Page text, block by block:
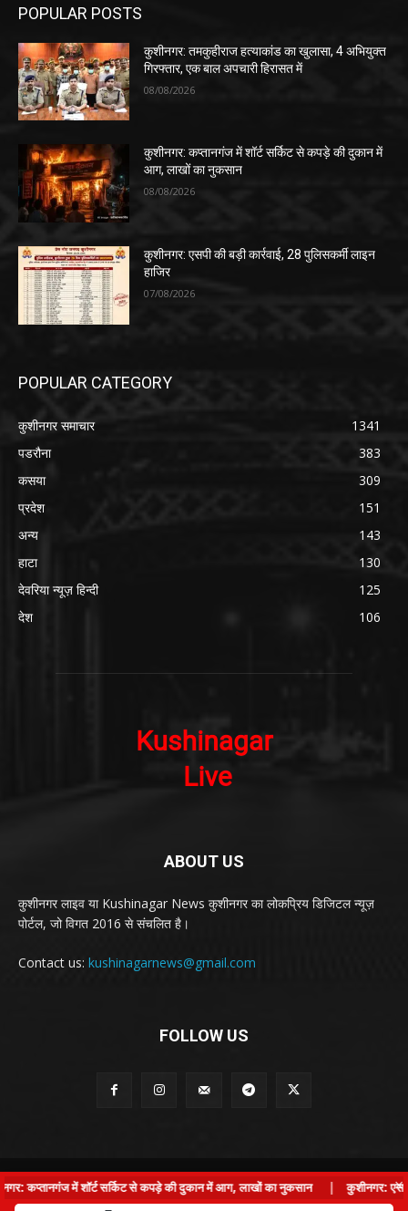
POPULAR POSTS
कुशीनगर: तमकुहीराज हत्याकांड का खुलासा, 4 अभियुक्त
गिरफ्तार, एक बाल अपचारी हिरासत में
08/08/2026
कुशीनगर: कप्तानगंज में शॉर्ट सर्किट से कपड़े की दुकान में
आग, लाखों का नुकसान
08/08/2026
कुशीनगर: एसपी की बड़ी कार्रवाई, 28 पुलिसकर्मी लाइन
हाजिर
07/08/2026
POPULAR CATEGORY
कुशीनगर समाचार
1341
पडरौना
383
कसया
309
प्रदेश
151
अन्य
143
हाटा
130
देवरिया न्यूज़ हिन्दी
125
देश
106
ABOUT US
कुशीनगर लाइव या Kushinagar News कुशीनगर का लोकप्रिय डिजिटल न्यूज़
पोर्टल, जो विगत 2016 से संचलित है।
Contact us: kushinagarnews@gmail.com
FOLLOW US
© Kushinagar Live - 2022 ×
में शॉर्ट सर्किट से कपड़े की दुकान में आग, लाखों का नुकसान |
कुशीनगर: एसपी की